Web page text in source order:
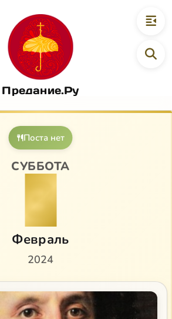
Предание.Ру
Поста нет
СУББОТА
3
Февраль
2024